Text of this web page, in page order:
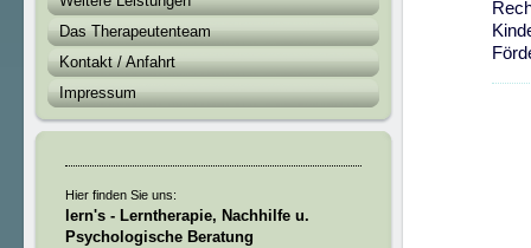
Das Therapeutenteam
Kontakt / Anfahrt
Impressum
Hier finden Sie uns:
lern's - Lerntherapie, Nachhilfe u.
Psychologische Beratung